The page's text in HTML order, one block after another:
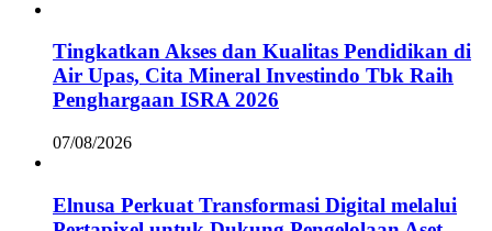
Tingkatkan Akses dan Kualitas Pendidikan di
Air Upas, Cita Mineral Investindo Tbk Raih
Penghargaan ISRA 2026
07/08/2026
Elnusa Perkuat Transformasi Digital melalui